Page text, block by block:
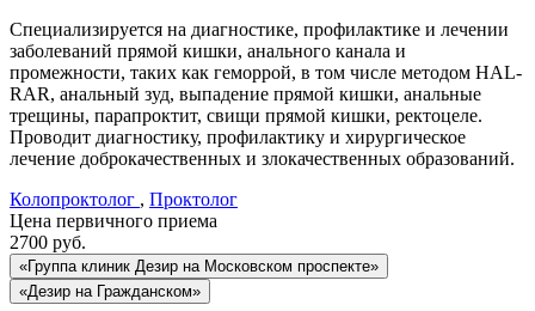
Специализируется на диагностике, профилактике и лечении
заболеваний прямой кишки, анального канала и
промежности, таких как геморрой, в том числе методом HAL-
RAR, анальный зуд, выпадение прямой кишки, анальные
трещины, парапроктит, свищи прямой кишки, ректоцеле.
Проводит диагностику, профилактику и хирургическое
лечение доброкачественных и злокачественных образований.
Колопроктолог , Проктолог
Цена первичного приема
2700 руб.
«Группа клиник Дезир на Московском проспекте»
«Дезир на Гражданском»